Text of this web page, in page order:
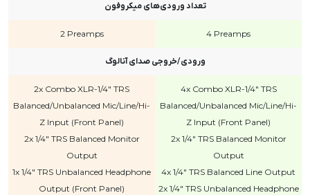
تعداد ورودی‌های میکروفون
4 Preamps
2 Preamps
ورودی/خروجی صدای آنالوگ
4x Combo XLR-1/4" TRS
Balanced/Unbalanced Mic/Line/Hi-
Z Input (Front Panel)
2x 1/4" TRS Balanced Monitor
Output
4x 1/4" TRS Balanced Line Output
2x 1/4" TRS Unbalanced Headphone
2x Combo XLR-1/4" TRS
Balanced/Unbalanced Mic/Line/Hi-
Z Input (Front Panel)
2x 1/4" TRS Balanced Monitor
Output
1x 1/4" TRS Unbalanced Headphone
Output (Front Panel)